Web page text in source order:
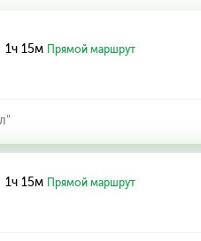
1ч 15м Прямой маршрут
1ч 15м Прямой маршрут